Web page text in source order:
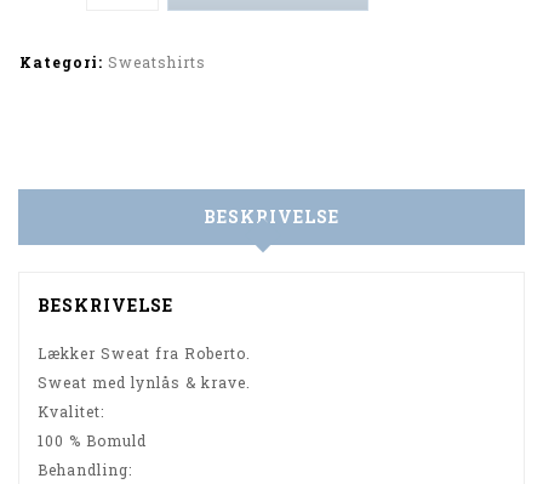
Kategori: Sweatshirts
BESKRIVELSE
BESKRIVELSE
Lækker Sweat fra Roberto.
Sweat med lynlås & krave.
Kvalitet:
100 % Bomuld
Behandling: